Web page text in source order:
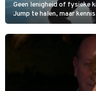
Geen lenigheid of fysieke
Jump te halen, maar
banen langs tien valkuilen
maar liefst 50.000 euro.